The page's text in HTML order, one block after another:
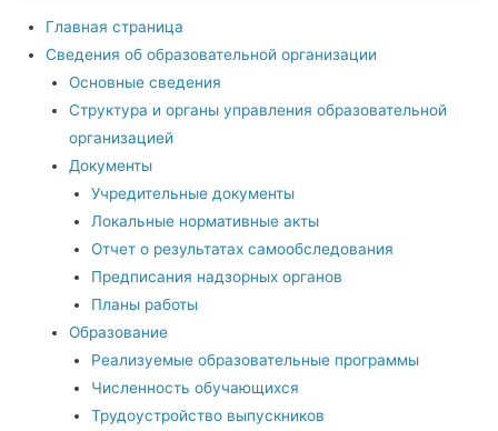
Главная страница
Сведения об образовательной организации
Основные сведения
Структура и органы управления образовательной
организацией
Документы
Учредительные документы
Локальные нормативные акты
Отчет о результатах самообследования
Предписания надзорных органов
Планы работы
Образование
Реализуемые образовательные программы
Численность обучающихся
Трудоустройство выпускников